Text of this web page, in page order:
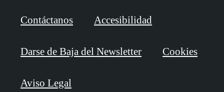
Contáctanos Accesibilidad
Darse de Baja del Newsletter Cookies
Aviso Legal